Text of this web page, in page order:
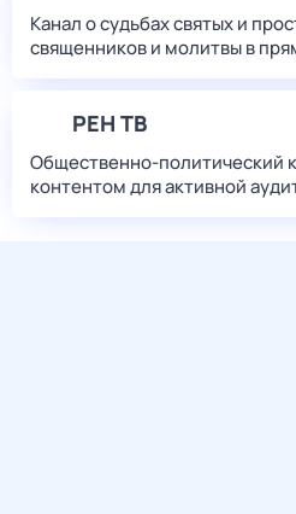
Канал о судьбах святых и
священников и молитвы в
РЕН ТВ
Общественно-политический
контентом для активной